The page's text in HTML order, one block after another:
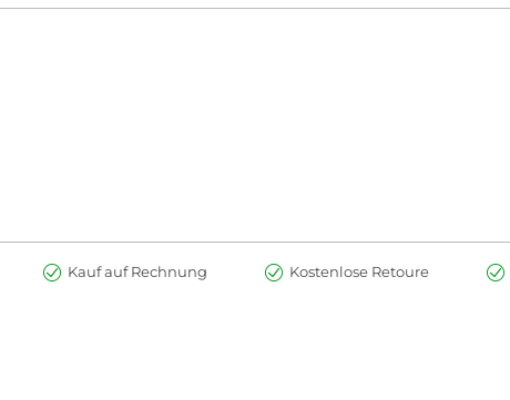
Kauf auf Rechnung Kostenlose Retoure